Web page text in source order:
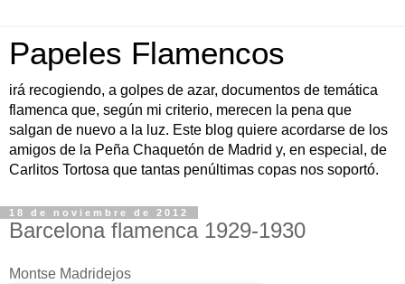
Papeles Flamencos
irá recogiendo, a golpes de azar, documentos de temática
flamenca que, según mi criterio, merecen la pena que
salgan de nuevo a la luz. Este blog quiere acordarse de los
amigos de la Peña Chaquetón de Madrid y, en especial, de
Carlitos Tortosa que tantas penúltimas copas nos soportó.
18 de noviembre de 2012
Barcelona flamenca 1929-1930
Montse Madridejos